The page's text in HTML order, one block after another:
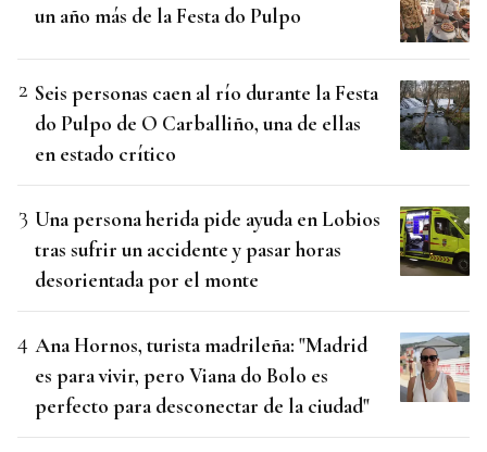
un año más de la Festa do Pulpo
Seis personas caen al río durante la Festa
do Pulpo de O Carballiño, una de ellas
en estado crítico
Una persona herida pide ayuda en Lobios
tras sufrir un accidente y pasar horas
desorientada por el monte
Ana Hornos, turista madrileña: "Madrid
es para vivir, pero Viana do Bolo es
perfecto para desconectar de la ciudad"